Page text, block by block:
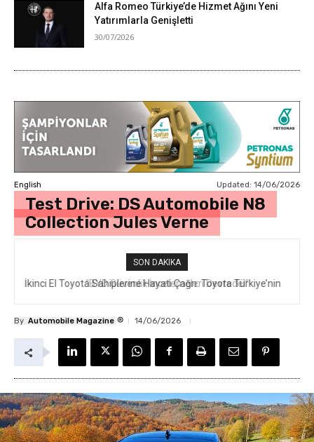
Alfa Romeo Türkiye’de Hizmet Ağını Yeni
Yatırımlarla Genişletti
30/07/2026